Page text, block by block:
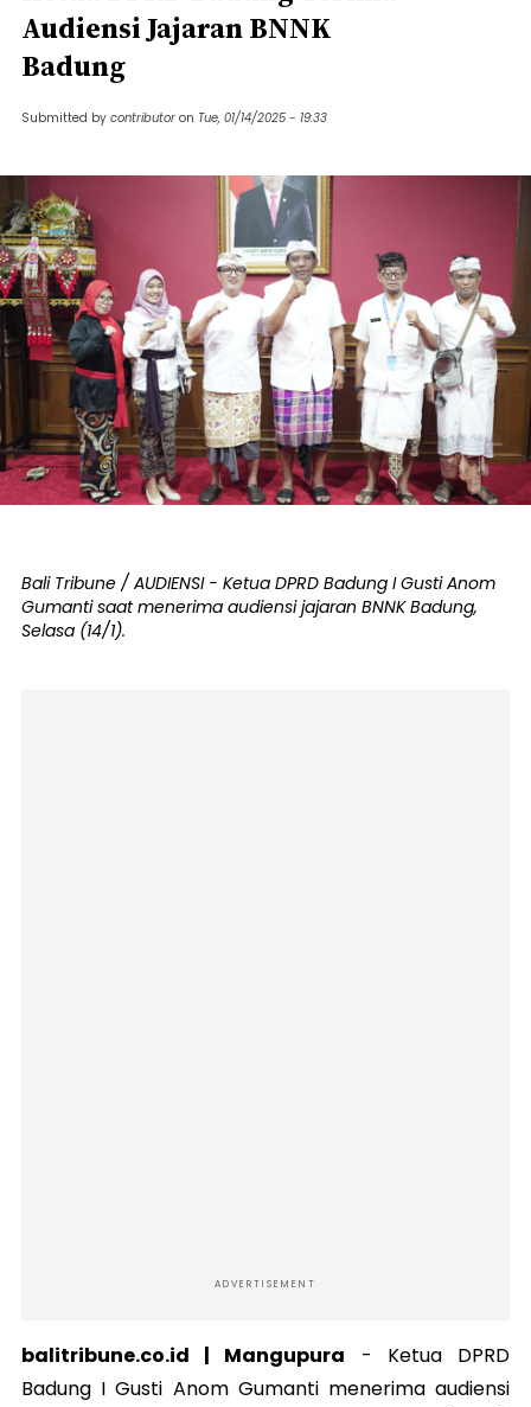
Audiensi Jajaran BNNK
Badung
Submitted by contributor on Tue, 01/14/2025 - 19:33
Bali Tribune / AUDIENSI - Ketua DPRD Badung I Gusti Anom
Gumanti saat menerima audiensi jajaran BNNK Badung,
Selasa (14/1).
ADVERTISEMENT
balitribune.co.id | Mangupura - Ketua DPRD
Badung I Gusti Anom Gumanti menerima audiensi